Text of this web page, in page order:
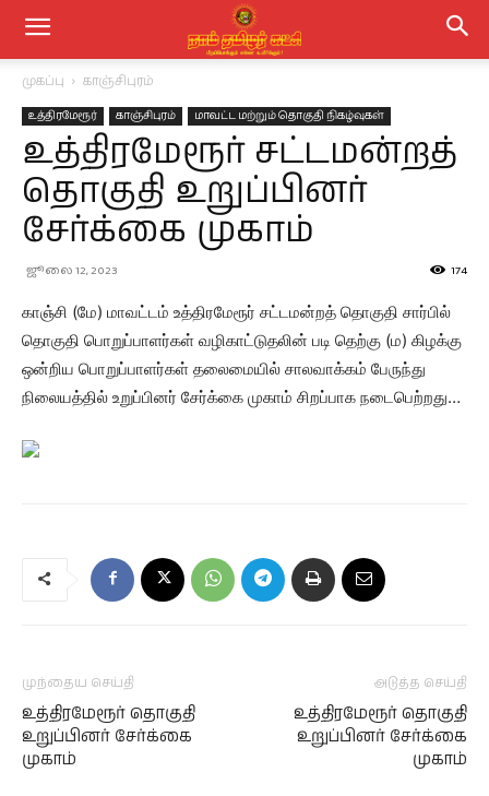
முகப்பு காஞ்சிபுரம்
உத்திரமேரூர் காஞ்சிபுரம் மாவட்ட மற்றும் தொகுதி நிகழ்வுகள்
உத்திரமேரூர் சட்டமன்றத்
தொகுதி உறுப்பினர்
சேர்க்கை முகாம்
ஜூலை 12, 2023 174
காஞ்சி (மே) மாவட்டம் உத்திரமேரூர் சட்டமன்றத் தொகுதி சார்பில்
தொகுதி பொறுப்பாளர்கள் வழிகாட்டுதலின் படி தெற்கு (ம) கிழக்கு
ஒன்றிய பொறுப்பாளர்கள் தலைமையில் சாலவாக்கம் பேருந்து
நிலையத்தில் உறுப்பினர் சேர்க்கை முகாம் சிறப்பாக நடைபெற்றது…
முந்தைய செய்தி
உத்திரமேரூர் தொகுதி
உறுப்பினர் சேர்க்கை
முகாம்
அடுத்த செய்தி
உத்திரமேரூர் தொகுதி
உறுப்பினர் சேர்க்கை
முகாம்